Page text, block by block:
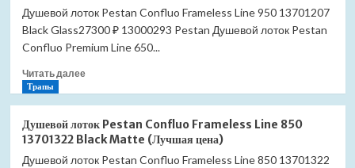
Душевой лоток Pestan Confluo Frameless Line 950 13701207
Black Glass27300 ₽ 13000293 Pestan Душевой лоток Pestan
Confluo Premium Line 650...
Читать далееПрочитать
лоток
Pestan
Confluo
Трапы
Душевой лоток Pestan Confluo Frameless Line 850
13701322 Black Matte (Лучшая цена)
Душевой лоток Pestan Confluo Frameless Line 850 13701322